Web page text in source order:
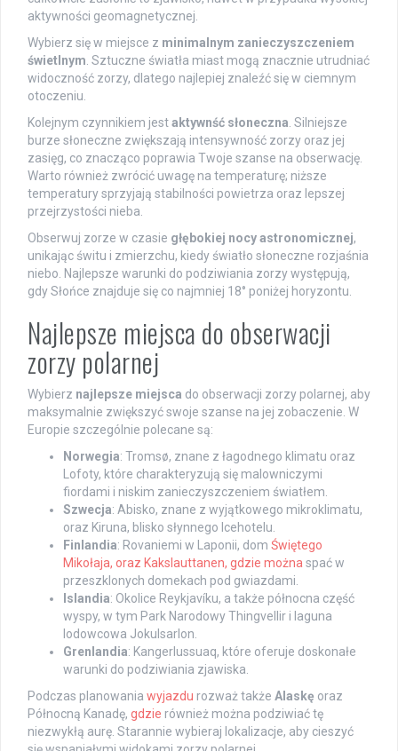
aktywności geomagnetycznej.
Wybierz się w miejsce z minimalnym zanieczyszczeniem
świetlnym . Sztuczne światła miast mogą znacznie utrudniać
widoczność zorzy, dlatego najlepiej znaleźć się w ciemnym
otoczeniu.
Kolejnym czynnikiem jestaktywnść słoneczna . Silniejsze
burze słoneczne zwiększają intensywność zorzy oraz jej
zasięg, co znacząco poprawia Twoje szanse na obserwację.
Warto również zwrócić uwagę na temperaturę; niższe
temperatury sprzyjają stabilności powietrza oraz lepszej
przejrzystości nieba.
Obserwuj zorze w czasie głębokiej nocy astronomicznej,
unikając świtu i zmierzchu, kiedy światło słoneczne rozjaśnia
niebo. Najlepsze warunki do podziwiania zorzy występują,
gdy Słońce znajduje się co najmniej 18° poniżej horyzontu.
Najlepsze miejsca do obserwacji
zorzy polarnej
Wybierz najlepsze miejsca do obserwacji zorzy polarnej, aby
maksymalnie zwiększyć swoje szanse na jej zobaczenie. W
Europie szczególnie polecane są:
Norwegia: Tromsø, znane z łagodnego klimatu oraz
Lofoty, które charakteryzują się malowniczymi
fiordami i niskim zanieczyszczeniem światłem.
Szwecja: Abisko, znane z wyjątkowego mikroklimatu,
oraz Kiruna, blisko słynnego Icehotelu.
Finlandia: Rovaniemi w Laponii, dom Świętego
Mikołaja, oraz Kakslauttanen, gdzie można spać w
przeszklonych domekach pod gwiazdami.
Islandia: Okolice Reykjavíku, a także północna część
wyspy, w tym Park Narodowy Thingvellir i laguna
lodowcowa Jokulsarlon.
Grenlandia: Kangerlussuaq, które oferuje doskonałe
warunki do podziwiania zjawiska.
Podczas planowania wyjazdu rozważ także Alaskę oraz
Północną Kanadę, gdzie również można podziwiać tę
niezwykłą aurę. Starannie wybieraj lokalizacje, aby cieszyć